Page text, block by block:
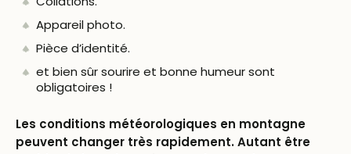
Appareil photo.
Pièce d’identité.
et bien sûr sourire et bonne humeur sont
obligatoires !
Les conditions météorologiques en montagne
peuvent changer très rapidement. Autant être